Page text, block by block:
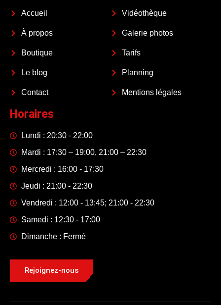
Accueil
À propos
Boutique
Le blog
Contact
Vidéothèque
Galerie photos
Tarifs
Planning
Mentions légales
Horaires
Lundi : 20:30 - 22:00
Mardi : 17:30 – 19:00, 21:00 – 22:30
Mercredi : 16:00 - 17:30
Jeudi : 21:00 - 22:30
Vendredi : 12:00 - 13:45; 21:00 - 22:30
Samedi : 12:30 - 17:00
Dimanche : Fermé
Rejoignez-nous